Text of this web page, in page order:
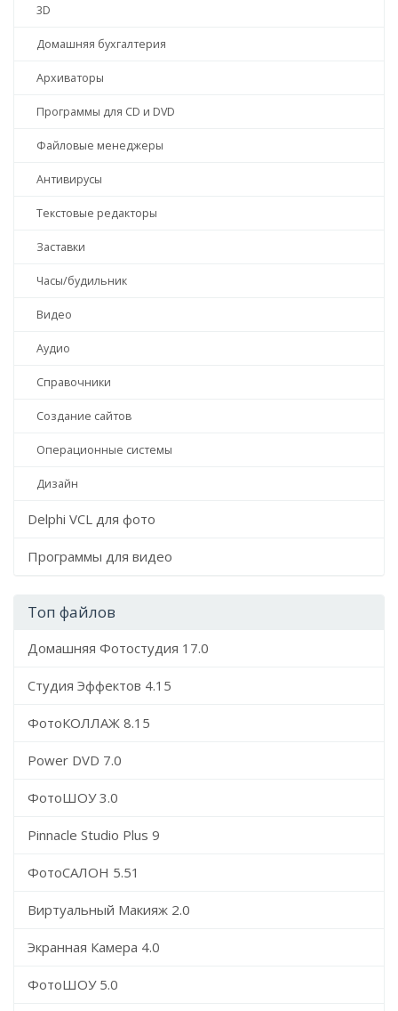
3D
Домашняя бухгалтерия
Архиваторы
Программы для CD и DVD
Файловые менеджеры
Антивирусы
Текстовые редакторы
Заставки
Часы/будильник
Видео
Аудио
Справочники
Создание сайтов
Операционные системы
Дизайн
Delphi VCL для фото
Программы для видео
Топ файлов
Домашняя Фотостудия 17.0
Студия Эффектов 4.15
ФотоКОЛЛАЖ 8.15
Power DVD 7.0
ФотоШОУ 3.0
Pinnacle Studio Plus 9
ФотоСАЛОН 5.51
Виртуальный Макияж 2.0
Экранная Камера 4.0
ФотоШОУ 5.0